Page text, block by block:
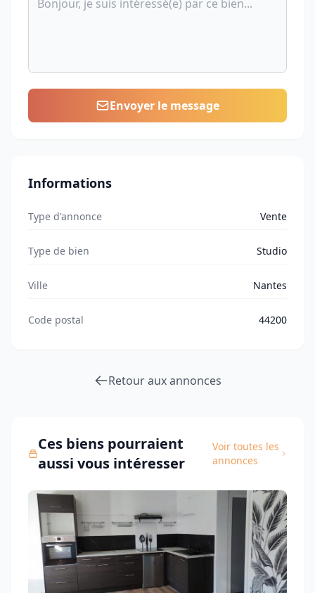
Envoyer le message
Informations
Type d'annonce Vente
Type de bien Studio
Ville Nantes
Code postal 44200
Retour aux annonces
Ces biens pourraient
aussi vous intéresser
Voir toutes les
annonces